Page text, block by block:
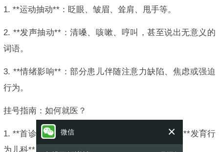
1. **运动抽动**：眨眼、皱眉、耸肩、甩手等。
2. **发声抽动**：清嗓、咳嗽、哼叫，甚至说出无意义的
词语。
3. **情绪影响**：部分患儿伴随注意力缺陷、焦虑或强迫
行为。
挂号指南：如何就医？
1. **首诊科室**：建议优先挂**儿科神经内科**或**发育行
为儿科**，部分设有“儿童抽动症专病门诊”。
微信 ×